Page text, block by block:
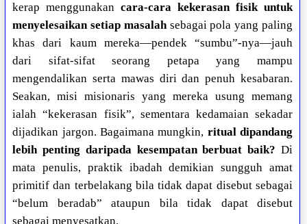
kerap menggunakancara-cara kekerasan fisik untuk
menyelesaikan setiap masalahsebagai pola yang paling
khas dari kaum mereka—pendek “sumbu”-nya—jauh
dari sifat-sifat seorang petapa yang mampu
mengendalikan serta mawas diri dan penuh kesabaran.
Seakan, misi misionaris yang mereka usung memang
ialah “kekerasan fisik”, sementara kedamaian sekadar
dijadikan jargon. Bagaimana mungkin, ritual dipandang
lebih penting daripada kesempatan berbuat baik? Di
mata penulis, praktik ibadah demikian sungguh amat
primitif dan terbelakang bila tidak dapat disebut sebagai
“belum beradab” ataupun bila tidak dapat disebut
sebagai menyesatkan.